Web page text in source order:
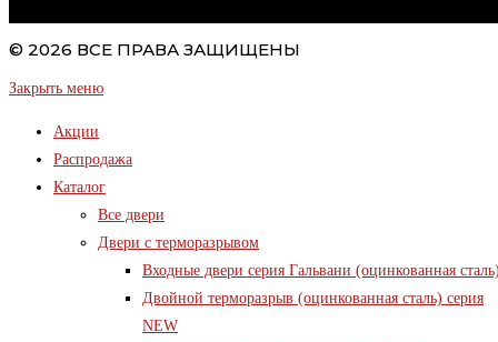
© 2026 ВСЕ ПРАВА ЗАЩИЩЕНЫ
Закрыть меню
Акции
Распродажа
Каталог
Все двери
Двери с терморазрывом
Входные двери серия Гальвани (оцинкованная
Двойной терморазрыв (оцинкованная сталь) серия
NEW